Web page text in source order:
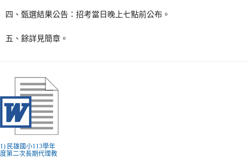
四、甄選結果公告：招考當日晚上七點前公布。
五、餘詳見簡章。
1) 民雄國小113學年
度第二次長期代理教